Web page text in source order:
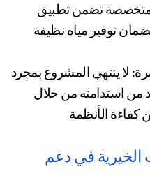
المشروع بواسطة فرق متخصصة تضمن تطبيق
معايير الصحة والسلامة لضمان توفير مياه نظيفة
الصيانة والمتابعة المستمرة: لا ينتهي المشروع بمجرد
توفير المياه، بل يتم التأكد من استدامته من خلال
الصيانة الدورية والتأكد من كفاءة الأنظمة
دور المؤسسات الخيرية في دعم